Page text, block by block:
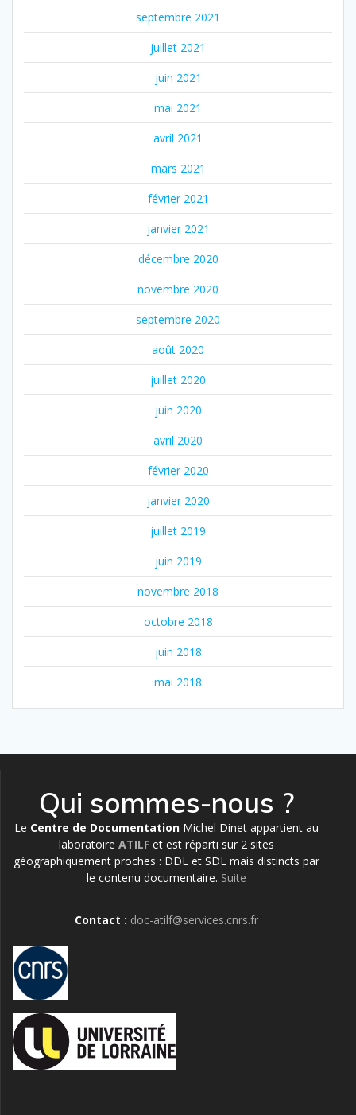
septembre 2021
juillet 2021
juin 2021
mai 2021
avril 2021
mars 2021
février 2021
janvier 2021
décembre 2020
novembre 2020
septembre 2020
août 2020
juillet 2020
juin 2020
avril 2020
février 2020
janvier 2020
juillet 2019
juin 2019
novembre 2018
octobre 2018
juin 2018
mai 2018
Qui sommes-nous ?
Le Centre de Documentation Michel Dinet appartient au
laboratoire ATILF et est réparti sur 2 sites
géographiquement proches : DDL et SDL mais distincts par
le contenu documentaire. Suite
Contact : doc-atilf@services.cnrs.fr